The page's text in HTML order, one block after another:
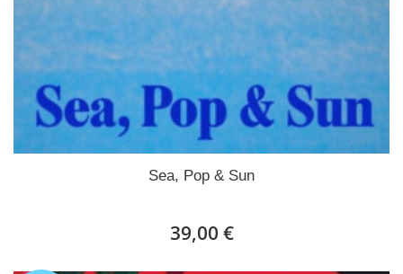
Sea, Pop & Sun
39,00 €